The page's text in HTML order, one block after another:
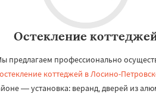
Остекление
предлагаем профессионально
остекление коттеджей в Лосино-
— установка: веранд, дверей из